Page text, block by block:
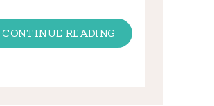
CONTINUE READING